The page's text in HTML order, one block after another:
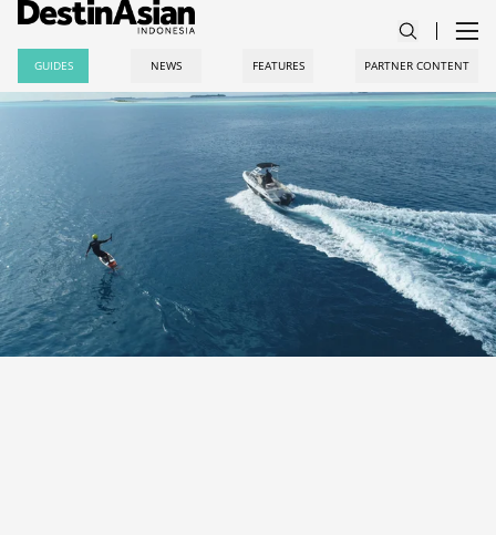
GUIDES NEWS FEATURES PARTNER CONTENT